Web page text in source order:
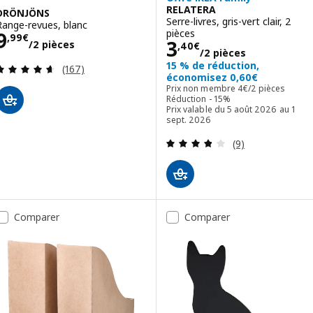
revues, blanc
,99€
/2 pièces
9,99€/2 pièces
Révision: 4.6 hors de 5 étoiles. Nombre total de
(167)
RELATERA
Serre-livres, gris-vert clair, 2
pièces
3,40€
/2 pièces
Prix 3,40€/2
15 % de réduction,
économisez 0,60€
Prix non membre 4€/2 pièces
Prix non membre
Réduction - 15%
Prix valable du 5 août 2026 au 1
sept. 2026
Révision: 3.8
(9)
Comparer Comparer